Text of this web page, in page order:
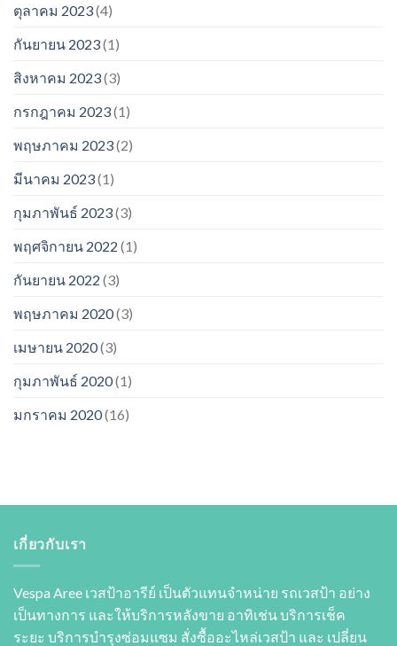
ตุลาคม 2023(4)
กันยายน 2023(1)
สิงหาคม 2023(3)
กรกฎาคม 2023(1)
พฤษภาคม 2023(2)
มีนาคม 2023(1)
กุมภาพันธ์ 2023(3)
พฤศจิกายน 2022 (1)
กันยายน 2022 (3)
พฤษภาคม 2020(3)
เมษายน 2020(3)
กุมภาพันธ์ 2020(1)
มกราคม 2020(16)
เกี่ยวกับเรา
Vespa Aree เวสป้าอารีย์ เป็นตัวแทนจำหน่าย รถเวสป้า อย่าง
เป็นทางการ และให้บริการหลังขาย อาทิเช่น บริการเช็ค
ระยะ บริการบำรุงซ่อมแซม สั่งซื้ออะไหล่เวสป้า และ เปลี่ยน